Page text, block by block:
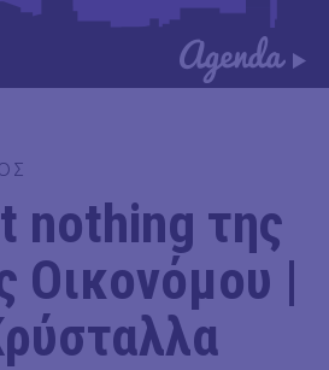
nothing της
Οικονόμου |